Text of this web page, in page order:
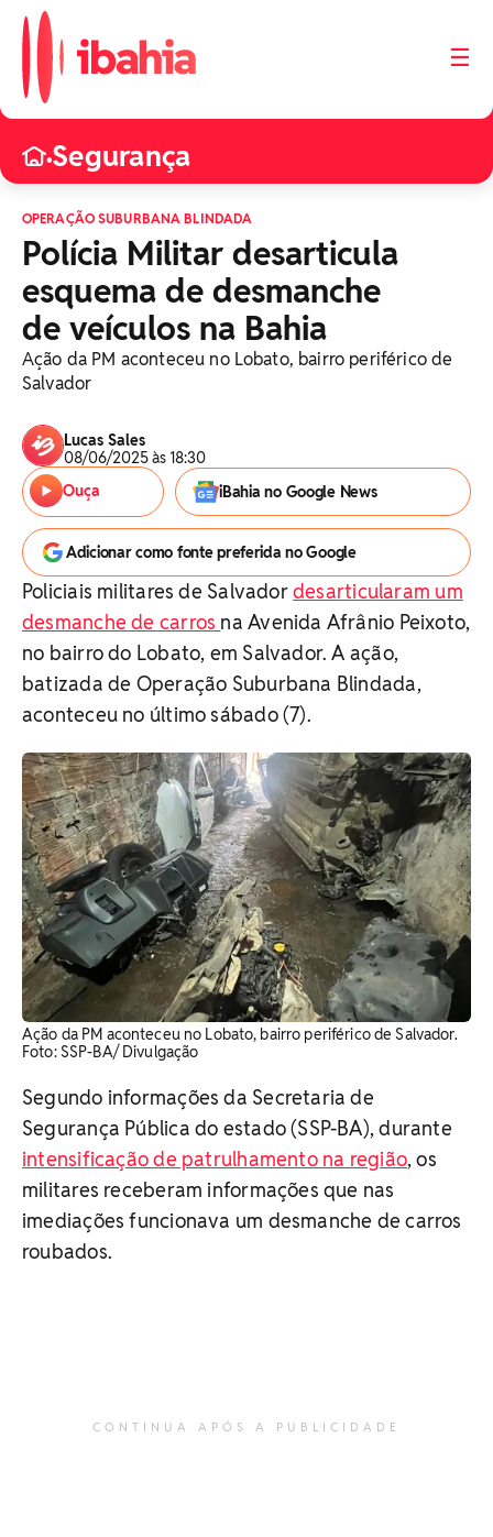
☰
•Segurança
OPERAÇÃO SUBURBANA BLINDADA
Polícia Militar desarticula
esquema de desmanche
de veículos na Bahia
Ação da PM aconteceu no Lobato, bairro periférico de
Salvador
Lucas Sales
08/06/2025 às 18:30
Ouça
iBahia no Google News
Adicionar como fonte preferida no Google
Policiais militares de Salvadordesarticularam um
desmanche de carros na Avenida Afrânio Peixoto,
no bairro do Lobato, em Salvador. A ação,
batizada de Operação Suburbana Blindada,
aconteceu no último sábado (7).
Ação da PM aconteceu no Lobato, bairro periférico de Salvador. ​
Foto: SSP-BA/ Divulgação
Segundo informações da Secretaria de
Segurança Pública do estado (SSP-BA), durante
intensificação de patrulhamento na região, os
militares receberam informações que nas
imediações funcionava um desmanche de carros
roubados.
CONTINUA APÓS A PUBLICIDADE